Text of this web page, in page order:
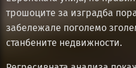
трошоците за изградба
забележале поголемо
станбените недвижности.